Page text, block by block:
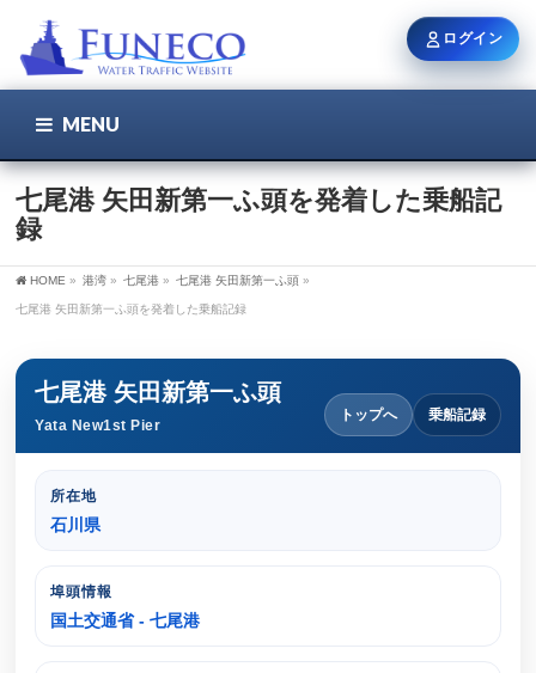
MENU
七尾港 矢田新第一ふ頭を発着した乗船記
録
HOME » 港湾 » 七尾港 » 七尾港 矢田新第一ふ頭 »
七尾港 矢田新第一ふ頭を発着した乗船記録
七尾港 矢田新第一ふ頭
Yata New1st Pier
トップへ 乗船記録
所在地
石川県
埠頭情報
国土交通省 - 七尾港
ログイン
ユーザー名 / メール
パスワード
新規登録